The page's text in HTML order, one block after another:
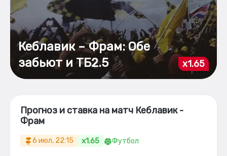
Кеблавик – Фрам: Обе
забьют и ТБ2.5
x1.65
Прогноз и ставка на матч Кеблавик -
Фрам
6 июл, 22:15 x1.65 Футбол